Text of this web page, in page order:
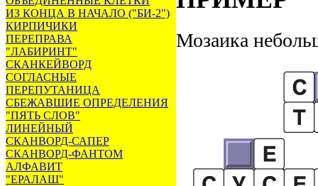
ИЗ КОНЦА В НАЧАЛО ("БИ-2")
КИРПИЧИКИ
ПЕРЕПРАВА
"ЛАБИРИНТ"
СКАНКЕЙВОРД
СОГЛАСНЫЕ
ПЕРЕПУТАНИЦА
СБЕЖАВШИЕ ОПРЕДЕЛЕНИЯ
"ПЯТЬ СЛОВ"
ЛИНЕЙНЫЙ
СКАНВОРД-САПЕР
СКАНВОРД-ФАНТОМ
АЛФАВИТ
"ЕРАЛАШ"
Мозаика